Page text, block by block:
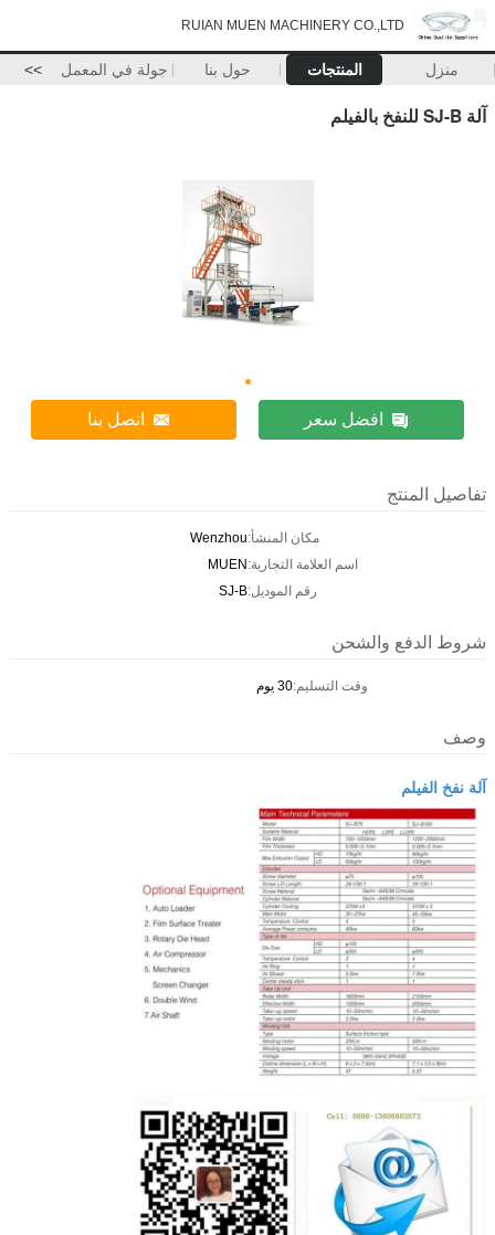
RUIAN MUEN MACHINERY CO.,LTD
منزل المنتجات حول بنا جولة في المعمل >>
آلة SJ-B للنفخ بالفيلم
افضل سعر اتصل بنا
تفاصيل المنتج
مكان المنشأ:Wenzhou
اسم العلامة التجارية:MUEN
رقم الموديل:SJ-B
شروط الدفع والشحن
وقت التسليم:30 يوم
وصف
آلة نفخ الفيلم